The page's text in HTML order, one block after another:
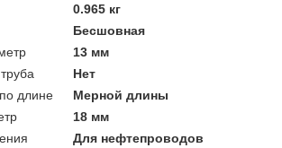
0.965 кг
Бесшовная
13 мм
Нет
длине
Мерной длины
18 мм
Для нефтепроводов